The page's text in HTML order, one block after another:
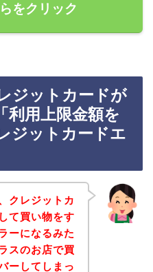
をクリック
ジットカードが
利用上限金額を
ジットカードエ
クレジットカ
て買い物をす
ーになるみた
スのお店で買
ーしてしまっ